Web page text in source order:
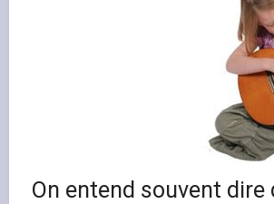
On entend souvent dire